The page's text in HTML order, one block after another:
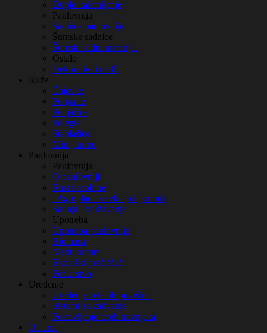
Duplo kalemljenje
Paulovnija
Sadnice paulovnije
Šumske sadnice
Šumski sadni materijal
Ostalo
Dekorativni malč
Ruže
Čajevke
Polijante
Penjačice
Polegle
Stablašice
Minijaturne
Paulovnija
Paulovnija
O paulovniji
Rast i osobine
"Agroplan" selekcija i ponuda
Sadnja i održavanje
Upotreba
Upotreba paulovnije
Biomasa
Međukultura
Ekološki prečišćač
Pčelarstvo
Uređenje
Uređenje zelenih površina
Sistemi za zalivanje
Postavljanje tepih travnjaka
O nama